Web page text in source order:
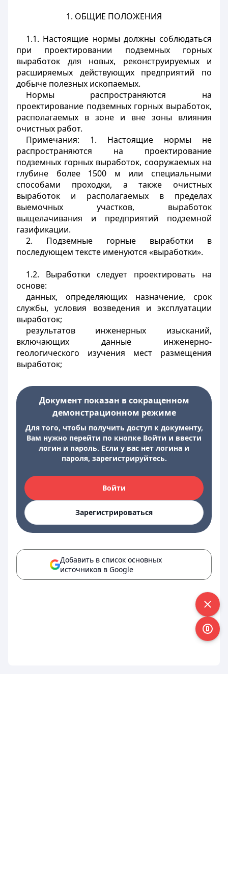
1. ОБЩИЕ ПОЛОЖЕНИЯ
1.1. Настоящие нормы должны соблюдаться
при проектировании подземных горных
выработок для новых, реконструируемых и
расширяемых действующих предприятий по
добыче полезных ископаемых.
Нормы распространяются на
проектирование подземных горных выработок,
располагаемых в зоне и вне зоны влияния
очистных работ.
Примечания: 1. Настоящие нормы не
распространяются на проектирование
подземных горных выработок, сооружаемых на
глубине более 1500 м или специальными
способами проходки, а также очистных
выработок и располагаемых в пределах
выемочных участков, выработок
выщелачивания и предприятий подземной
газификации.
2. Подземные горные выработки в
последующем тексте именуются «выработки».
1.2. Выработки следует проектировать на
основе:
данных, определяющих назначение, срок
службы, условия возведения и эксплуатации
выработок;
результатов инженерных изысканий,
включающих данные инженерно-
геологического изучения мест размещения
выработок;
Документ показан в сокращенном
демонстрационном режиме
Для того, чтобы получить доступ к документу,
Вам нужно перейти по кнопке Войти и ввести
логин и пароль. Если у вас нет логина и
пароля, зарегистрируйтесь.
Войти
Зарегистрироваться
Добавить в список основных
источников в Google